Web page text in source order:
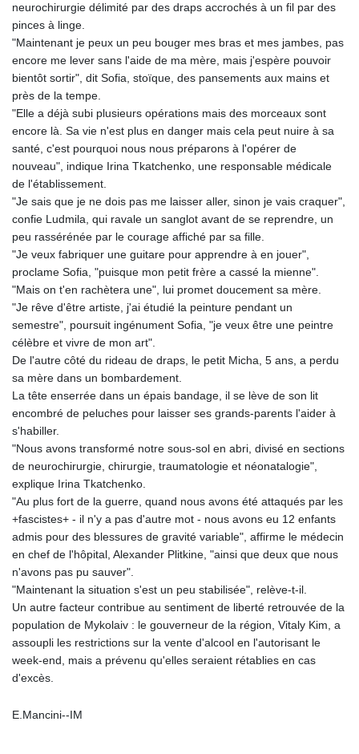
neurochirurgie délimité par des draps accrochés à un fil par des
pinces à linge.
"Maintenant je peux un peu bouger mes bras et mes jambes, pas
encore me lever sans l'aide de ma mère, mais j'espère pouvoir
bientôt sortir", dit Sofia, stoïque, des pansements aux mains et
près de la tempe.
"Elle a déjà subi plusieurs opérations mais des morceaux sont
encore là. Sa vie n'est plus en danger mais cela peut nuire à sa
santé, c'est pourquoi nous nous préparons à l'opérer de
nouveau", indique Irina Tkatchenko, une responsable médicale
de l'établissement.
"Je sais que je ne dois pas me laisser aller, sinon je vais craquer",
confie Ludmila, qui ravale un sanglot avant de se reprendre, un
peu rassérénée par le courage affiché par sa fille.
"Je veux fabriquer une guitare pour apprendre à en jouer",
proclame Sofia, "puisque mon petit frère a cassé la mienne".
"Mais on t'en rachètera une", lui promet doucement sa mère.
"Je rêve d'être artiste, j'ai étudié la peinture pendant un
semestre", poursuit ingénument Sofia, "je veux être une peintre
célèbre et vivre de mon art".
De l'autre côté du rideau de draps, le petit Micha, 5 ans, a perdu
sa mère dans un bombardement.
La tête enserrée dans un épais bandage, il se lève de son lit
encombré de peluches pour laisser ses grands-parents l'aider à
s'habiller.
"Nous avons transformé notre sous-sol en abri, divisé en sections
de neurochirurgie, chirurgie, traumatologie et néonatalogie",
explique Irina Tkatchenko.
"Au plus fort de la guerre, quand nous avons été attaqués par les
+fascistes+ - il n'y a pas d'autre mot - nous avons eu 12 enfants
admis pour des blessures de gravité variable", affirme le médecin
en chef de l'hôpital, Alexander Plitkine, "ainsi que deux que nous
n'avons pas pu sauver".
"Maintenant la situation s'est un peu stabilisée", relève-t-il.
Un autre facteur contribue au sentiment de liberté retrouvée de la
population de Mykolaiv : le gouverneur de la région, Vitaly Kim, a
assoupli les restrictions sur la vente d'alcool en l'autorisant le
week-end, mais a prévenu qu'elles seraient rétablies en cas
d'excès.
E.Mancini--IM